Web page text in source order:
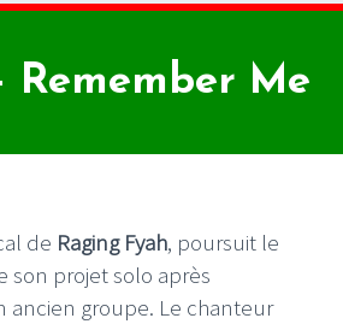
Remember Me
de Raging Fyah, poursuit le
projet solo après
ancien groupe. Le chanteur